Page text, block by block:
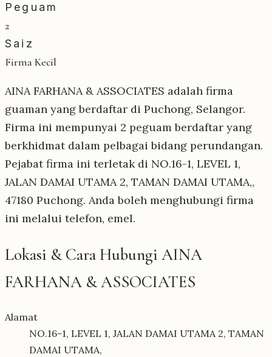
Peguam
2
Saiz
Firma Kecil
AINA FARHANA & ASSOCIATES adalah firma
guaman yang berdaftar di Puchong, Selangor.
Firma ini mempunyai 2 peguam berdaftar yang
berkhidmat dalam pelbagai bidang perundangan.
Pejabat firma ini terletak di NO.16-1, LEVEL 1,
JALAN DAMAI UTAMA 2, TAMAN DAMAI UTAMA,,
47180 Puchong. Anda boleh menghubungi firma
ini melalui telefon, emel.
Lokasi & Cara Hubungi AINA
FARHANA & ASSOCIATES
Alamat
NO.16-1, LEVEL 1, JALAN DAMAI UTAMA 2, TAMAN
DAMAI UTAMA,